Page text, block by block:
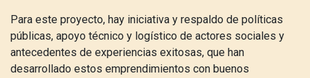
Para este proyecto, hay iniciativa y respaldo de políticas
públicas, apoyo técnico y logístico de actores sociales y
antecedentes de experiencias exitosas, que han
desarrollado estos emprendimientos con buenos